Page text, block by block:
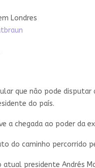
Londres
que não pode
do país.
a chegada ao poder da
do caminho percorrido
atual presidente Andrés